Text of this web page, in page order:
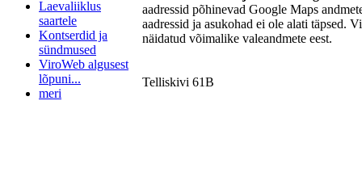
Laevaliiklus
saartele
Kontserdid ja
sündmused
ViroWeb algusest
lõpuni...
meri
aadressid põhinevad Google Maps
aadressid ja asukohad ei ole alati täpsed.
näidatud võimalike valeandmete eest.
Telliskivi 61B